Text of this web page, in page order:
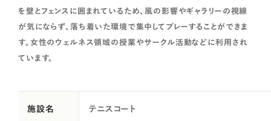
を壁とフェンスに囲まれているため、風の影響やギャラリーの視線
が気にならず、落ち着いた環境で集中してプレーすることができま
す。女性のウェルネス領域の授業やサークル活動などに利用され
ています。
施設名 テニスコート